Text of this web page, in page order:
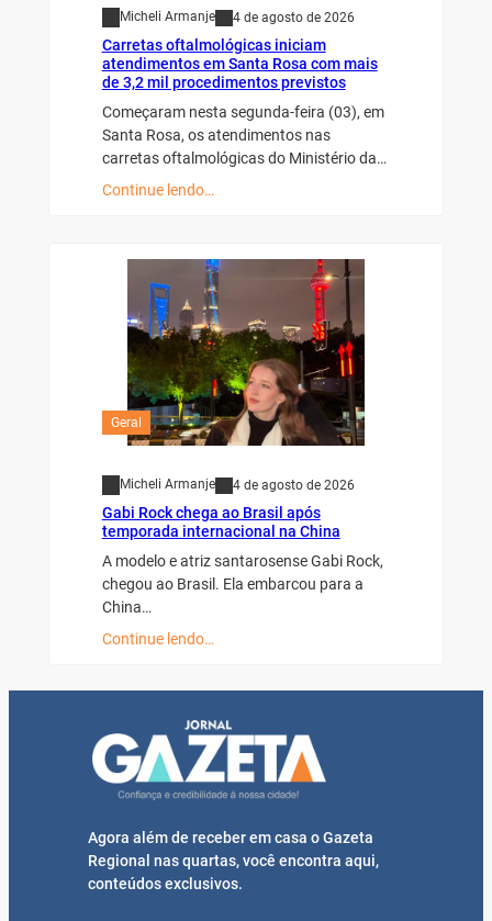
Micheli Armanje 4 de agosto de 2026
Carretas oftalmológicas iniciam
atendimentos em Santa Rosa com mais
de 3,2 mil procedimentos previstos
Começaram nesta segunda-feira (03), em
Santa Rosa, os atendimentos nas
carretas oftalmológicas do Ministério da…
Continue lendo…
Geral
Micheli Armanje 4 de agosto de 2026
Gabi Rock chega ao Brasil após
temporada internacional na China
A modelo e atriz santarosense Gabi Rock,
chegou ao Brasil. Ela embarcou para a
China…
Continue lendo…
Agora além de receber em casa o Gazeta
Regional nas quartas, você encontra aqui,
conteúdos exclusivos.